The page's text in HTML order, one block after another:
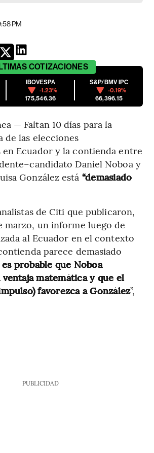
PM
COTIZACIONES
IBOVESPA
-1.23%
175,546.36
S&P/BMV IPC
-0.19%
66,396.15
— Faltan 10 días para la
de las elecciones
en Ecuador y la contienda entre
Daniel Noboa y
González está “demasiado
de Citi que publicaron,
marzo, un informe luego de
al Ecuador en el contexto
parece demasiado
es probable que Noboa
matemática y que el
favorezca a González”,
PUBLICIDAD